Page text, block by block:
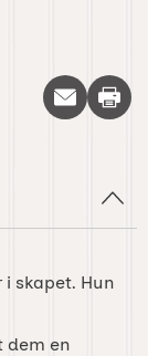
Skriv
skapet. Hun
dem en